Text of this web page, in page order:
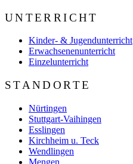
UNTERRICHT
Kinder- & Jugendunterricht
Erwachsenenunterricht
Einzelunterricht
STANDORTE
Nürtingen
Stuttgart-Vaihingen
Esslingen
Kirchheim u. Teck
Wendlingen
Mengen